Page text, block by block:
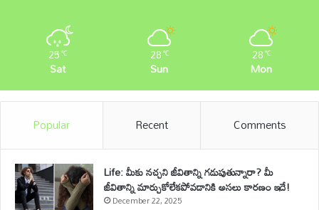
25℃
Sat
28℃
Sun
28℃
Mon
Popular Recent Comments
Life: మీకు నచ్చని జీవితాన్ని గడుపుతున్నారా? మీ
జీవితాన్ని మార్చుకోలేకపోవడానికి అసలు కారణం ఇదే!
December 22, 2025